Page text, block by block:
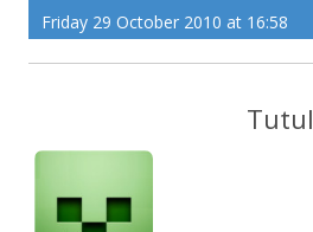
Friday 29 October 2010 at 16:58
Tutul